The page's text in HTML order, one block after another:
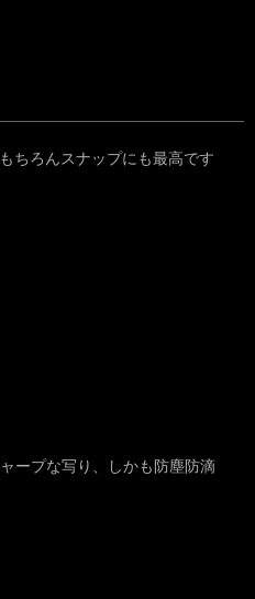
ちろんスナップにも最高です
ープな写り、しかも防塵防滴